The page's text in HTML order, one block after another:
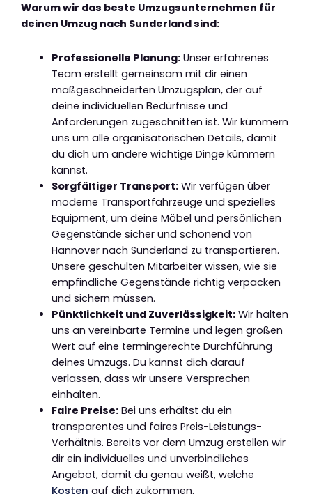
Warum wir das beste Umzugsunternehmen für
deinen Umzug nach Sunderland sind:
Professionelle Planung:Unser erfahrenes
Team erstellt gemeinsam mit dir einen
maßgeschneiderten Umzugsplan, der auf
deine individuellen Bedürfnisse und
Anforderungen zugeschnitten ist. Wir kümmern
uns um alle organisatorischen Details, damit
du dich um andere wichtige Dinge kümmern
kannst.
Sorgfältiger Transport:Wir verfügen über
moderne Transportfahrzeuge und spezielles
Equipment, um deine Möbel und persönlichen
Gegenstände sicher und schonend von
Hannover nach Sunderland zu transportieren.
Unsere geschulten Mitarbeiter wissen, wie sie
empfindliche Gegenstände richtig verpacken
und sichern müssen.
Pünktlichkeit und Zuverlässigkeit:Wir halten
uns an vereinbarte Termine und legen großen
Wert auf eine termingerechte Durchführung
deines Umzugs. Du kannst dich darauf
verlassen, dass wir unsere Versprechen
einhalten.
Faire Preise:Bei uns erhältst du ein
transparentes und faires Preis-Leistungs-
Verhältnis. Bereits vor dem Umzug erstellen wir
dir ein individuelles und unverbindliches
Angebot, damit du genau weißt, welche
Kosten auf dich zukommen.